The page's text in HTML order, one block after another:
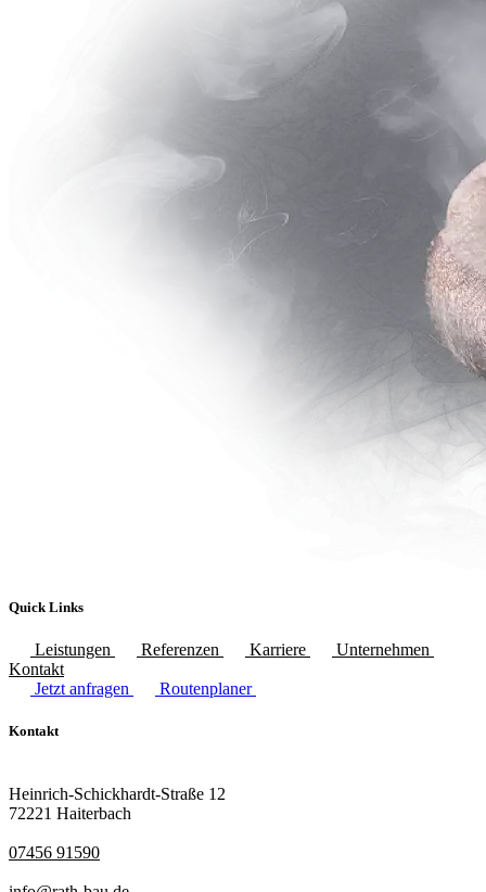
Quick Links
Leistungen Referenzen Karriere
Unternehmen
Kontakt
Jetzt anfragen
Routenplaner
Kontakt
Heinrich-Schickhardt-Straße 12
72221 Haiterbach
07456 91590